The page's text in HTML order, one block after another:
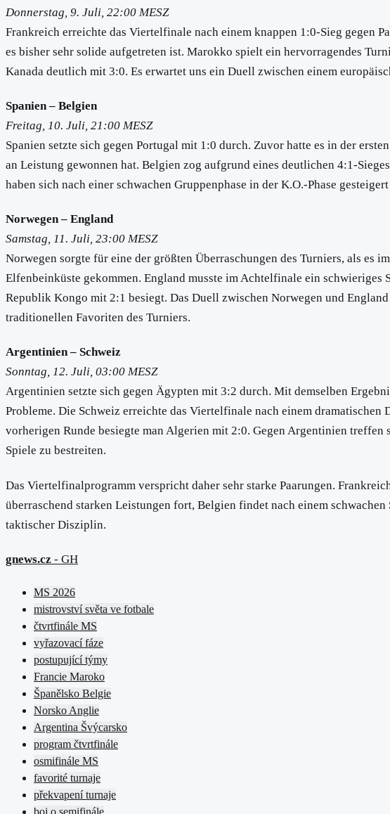
Donnerstag, 9. Juli, 22:00 MESZ
Frankreich erreichte das Viertelfinale nach einem knappen 1:0-Sieg gegen
es bisher sehr solide aufgetreten ist. Marokko spielt ein hervorragendes
Kanada deutlich mit 3:0. Es erwartet uns ein Duell zwischen einem
Spanien – Belgien
Freitag, 10. Juli, 21:00 MESZ
Spanien setzte sich gegen Portugal mit 1:0 durch. Zuvor hatte es in der
an Leistung gewonnen hat. Belgien zog aufgrund eines deutlichen 4:1-
haben sich nach einer schwachen Gruppenphase in der K.O.-Phase
Norwegen – England
Samstag, 11. Juli, 23:00 MESZ
Norwegen sorgte für eine der größten Überraschungen des Turniers, als es
Elfenbeinküste gekommen. England musste im Achtelfinale ein schwieriges
Republik Kongo mit 2:1 besiegt. Das Duell zwischen Norwegen und
traditionellen Favoriten des Turniers.
Argentinien – Schweiz
Sonntag, 12. Juli, 03:00 MESZ
Argentinien setzte sich gegen Ägypten mit 3:2 durch. Mit demselben
Probleme. Die Schweiz erreichte das Viertelfinale nach einem
vorherigen Runde besiegte man Algerien mit 2:0. Gegen Argentinien
Spiele zu bestreiten.
Das Viertelfinalprogramm verspricht daher sehr starke Paarungen.
überraschend starken Leistungen fort, Belgien findet nach einem
taktischer Disziplin.
gnews.cz - GH
MS 2026
mistrovství světa ve fotbale
čtvrtfinále MS
vyřazovací fáze
postupující týmy
Francie Maroko
Španělsko Belgie
Norsko Anglie
Argentina Švýcarsko
program čtvrtfinále
osmifinále MS
favorité turnaje
překvapení turnaje
boj o semifinále